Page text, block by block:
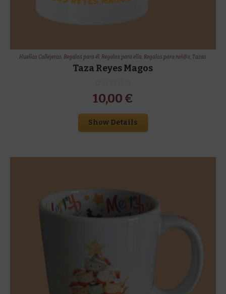
Huellas Callejeras,Regalos para él,Regalos para ella,Regalos para niñ@s, Tazas
Taza Reyes Magos
10,00 €
Show Details